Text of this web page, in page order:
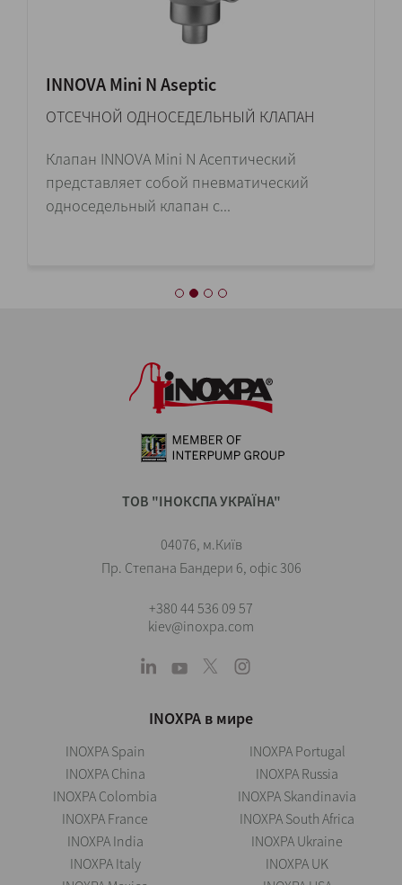
INNOVA Mini N Aseptic
ОТСЕЧНОЙ ОДНОСЕДЕЛЬНЫЙ КЛАПАН
Клапан INNOVA Mini N Асептический
представляет собой пневматический
односедельный клапан с...
ТОВ "ІНОКСПА УКРАЇНА"
04076, м.Київ
Пр. Степана Бандери 6, офіс 306
+380 44 536 09 57
kiev@inoxpa.com
INOXPA в мире
INOXPA Spain
INOXPA China
INOXPA Colombia
INOXPA France
INOXPA India
INOXPA Italy
INOXPA Portugal
INOXPA Russia
INOXPA Skandinavia
INOXPA South Africa
INOXPA Ukraine
INOXPA UK